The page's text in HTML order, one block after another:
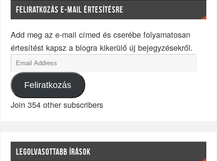
FELIRATKOZÁS E-MAIL ÉRTESÍTÉSRE
Add meg az e-mail címed és cserébe folyamatosan
értesítést kapsz a blogra kikerülő új bejegyzésekről.
Feliratkozás
Join 354 other subscribers
LEGOLVASOTTABB ÍRÁSOK